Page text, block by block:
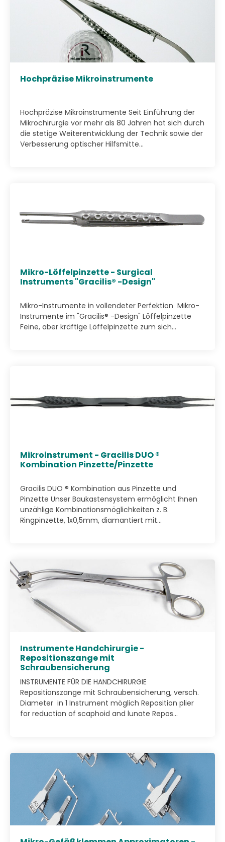
Hochpräzise Mikroinstrumente
Hochpräzise Mikroinstrumente Seit Einführung der
Mikrochirurgie vor mehr als 80 Jahren hat sich durch
die stetige Weiterentwicklung der Technik sowie der
Verbesserung optischer Hilfsmitte...
Mikro-Löffelpinzette - Surgical
Instruments "Gracilis® -Design"
Mikro-Instrumente in vollendeter Perfektion Mikro-
Instrumente im "Gracilis® -Design" Löffelpinzette
Feine, aber kräftige Löffelpinzette zum sich...
Mikroinstrument - Gracilis DUO ®
Kombination Pinzette/Pinzette
Gracilis DUO ® Kombination aus Pinzette und
Pinzette Unser Baukastensystem ermöglicht Ihnen
unzählige Kombinationsmöglichkeiten z. B.
Ringpinzette, 1x0,5mm, diamantiert mit...
Instrumente Handchirurgie -
Repositionszange mit
Schraubensicherung
INSTRUMENTE FÜR DIE HANDCHIRURGIE
Repositionszange mit Schraubensicherung, versch.
Diameter in 1 Instrument möglich Reposition plier
for reduction of scaphoid and lunate Repos...